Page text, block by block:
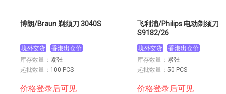
博朗/Braun 剃须刀 3040S
境外交货
香港出仓价
库存数量： 紧张
起批数量： 100 PCS
价格登录后可见
飞利浦/Philips 电动剃须刀
S9182/26
境外交货
香港出仓价
库存数量： 紧张
起批数量： 50 PCS
价格登录后可见